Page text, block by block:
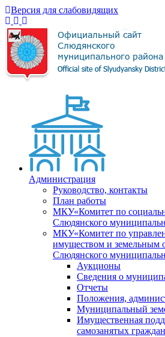
Версия для слабовидящих
Администрация
Руководство, контакты
План работы
МКУ«Комитет по
Слюдянского
МКУ«Комитет по
имуществом и земельным
Слюдянского
Аукционы
Сведения о
Отчеты
Положения,
Муниципальный
Имущественная
самозанятых граждан